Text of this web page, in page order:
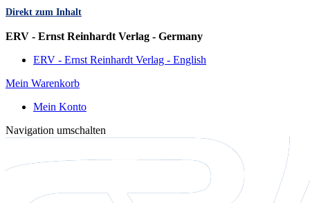
Direkt zum Inhalt
ERV - Ernst Reinhardt Verlag - Germany
ERV - Ernst Reinhardt Verlag - English
Mein Warenkorb
Mein Konto
Navigation umschalten